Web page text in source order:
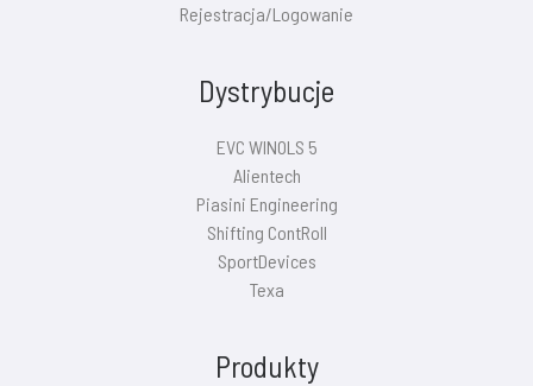
Rejestracja/Logowanie
Dystrybucje
EVC WINOLS 5
Alientech
Piasini Engineering
Shifting ContRoll
SportDevices
Texa
Produkty